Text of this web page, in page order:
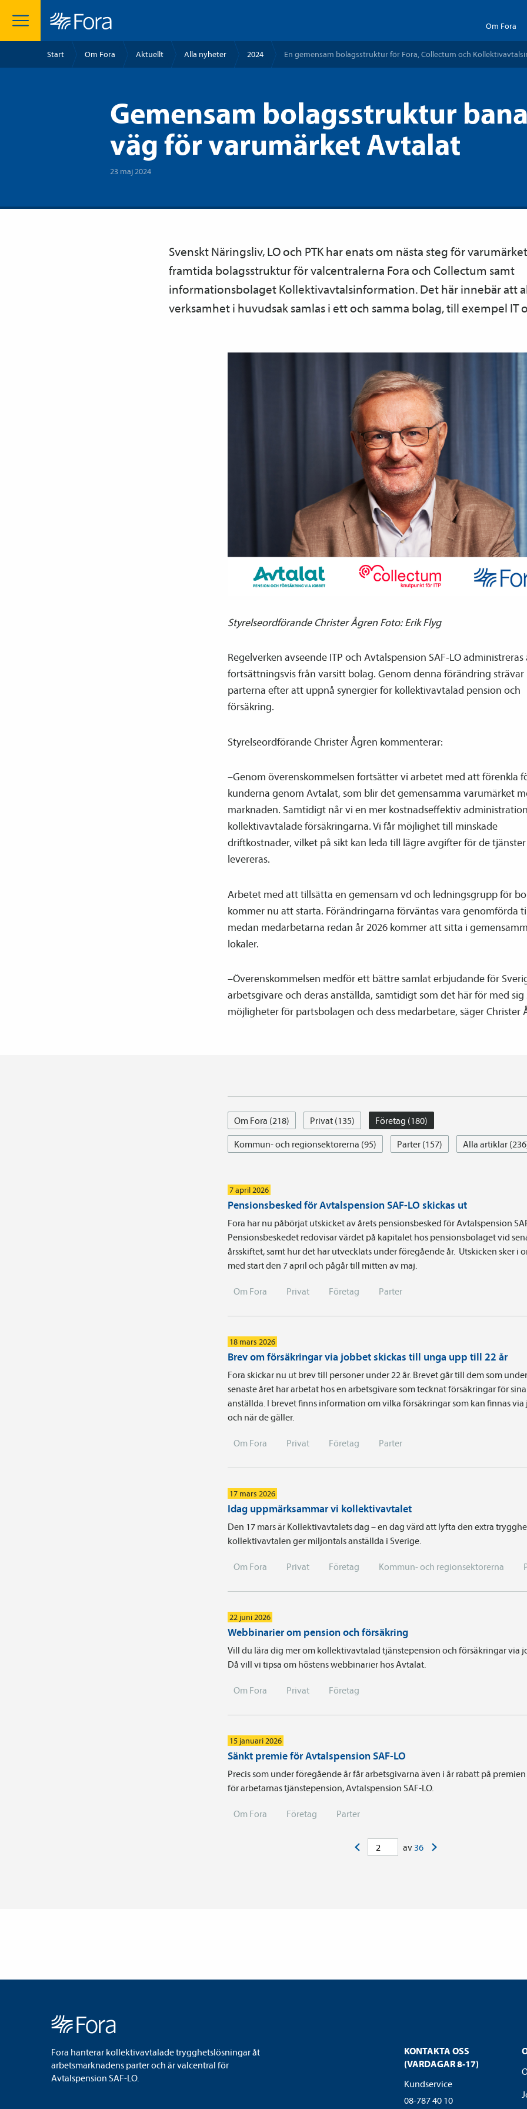
Om Fora
Start Om Fora Aktuellt Alla nyheter 2024 En gemensam bolagsstruktur för Fora, Collectum och
Gemensam bolagsstruktur
väg för varumärket Avtalat
23 maj 2024
Svenskt Näringsliv, LO och PTK har enats om nästa steg för
framtida bolagsstruktur för valcentralerna Fora och Collectum samt
informationsbolaget Kollektiv­avtals­information. Det här innebär att
verksamhet i huvudsak samlas i ett och samma bolag, till exempel IT
Styrelseordförande Christer Ågren Foto: Erik Flyg
Regelverken avseende ITP och Avtals­pension SAF-LO administreras
fortsättningsvis från varsitt bolag. Genom denna förändring strävar
parterna efter att uppnå synergier för kollektiv­avtalad pension och
försäkring.
Styrelseordförande Christer Ågren kommenterar:
–Genom överenskommelsen fortsätter vi arbetet med att förenkla
kunderna genom Avtalat, som blir det gemensamma varumärket
marknaden. Samtidigt når vi en mer kostnadseffektiv
kollektiv­avtalade försäkringarna. Vi får möjlighet till minskade
driftkostnader, vilket på sikt kan leda till lägre avgifter för de
levereras.
Arbetet med att tillsätta en gemensam vd och ledningsgrupp för
kommer nu att starta. Förändringarna förväntas vara genomförda
medan medarbetarna redan år 2026 kommer att sitta i
lokaler.
–Överenskommelsen medför ett bättre samlat erbjudande för
arbetsgivare och deras anställda, samtidigt som det här för med sig
möjligheter för partsbolagen och dess medarbetare, säger Christer
Om Fora (218) Privat (135)
Företag (180)
Kommun- och regionsektorerna (95)
Parter (157) Alla artiklar
7 april 2026
Pensionsbesked för Avtalspension SAF-LO skickas ut
Fora har nu påbörjat utskicket av årets pensionsbesked för Avtalspension
Pensionsbeskedet redovisar värdet på kapitalet hos pensionsbolaget vid
årsskiftet, samt hur det har utvecklats under föregående år. Utskicken sker i
med start den 7 april och pågår till mitten av maj.
Om Fora Privat Företag Parter
18 mars 2026
Brev om försäkringar via jobbet skickas till unga upp till 22 år
Fora skickar nu ut brev till personer under 22 år. Brevet går till dem som
senaste året har arbetat hos en arbetsgivare som tecknat försäkringar för sina
anställda. I brevet finns information om vilka försäkringar som kan finnas
och när de gäller.
Om Fora Privat Företag Parter
17 mars 2026
Idag uppmärksammar vi kollektivavtalet
Den 17 mars är Kollektivavtalets dag – en dag värd att lyfta den extra
kollektivavtalen ger miljontals anställda i Sverige.
Om Fora Privat Företag Kommun- och regionsektorerna
22 juni 2026
Webbinarier om pension och försäkring
Vill du lära dig mer om kollektivavtalad tjänstepension och försäkringar via
Då vill vi tipsa om höstens webbinarier hos Avtalat.
Om Fora Privat Företag
15 januari 2026
Sänkt premie för Avtalspension SAF-LO
Precis som under föregående år får arbetsgivarna även i år rabatt på
för arbetarnas tjänste­pension, Avtals­pension SAF-LO.
Om Fora Företag Parter
av36
KONTAKTA OSS
(VARDAGAR 8-17)
Kundservice
08-787 40 10
Fora hanterar kollektivavtalade trygghetslösningar åt
arbetsmarknadens parter och är valcentral för
Avtalspension SAF-LO.